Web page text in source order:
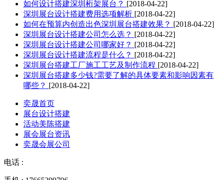
如何设计搭建深圳桁架展台？ [2018-04-22]
深圳展台设计搭建费用选项解析 [2018-04-22]
如何在预算内创造出色深圳展台搭建效果？ [2018-04-22]
深圳展台设计搭建公司怎么选？ [2018-04-22]
深圳展台设计搭建公司哪家好？ [2018-04-22]
深圳展台设计搭建流程是什么？ [2018-04-22]
深圳展台搭建工厂施工工艺及制作流程 [2018-04-22]
深圳展台搭建多少钱?需要了解的具体要素和影响因素有
哪些？ [2018-04-22]
奕晟首页
展台设计搭建
活动美陈搭建
展会展台资讯
奕晟会展公司
电话 :